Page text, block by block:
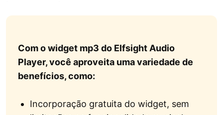
Com o widget mp3 do Elfsight Audio
Player, você aproveita uma variedade de
benefícios, como:
Incorporação gratuita do widget, sem